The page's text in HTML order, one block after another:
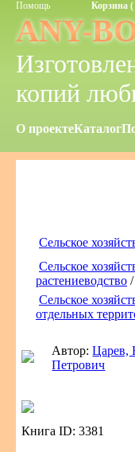
Помощь Корзина (
ANY-
копий
О проектеКаталог
Сельское
Сельское
растениеводство /
Сельское
отдельных
Автор:Царев,
Петрович
Книга ID: 3381